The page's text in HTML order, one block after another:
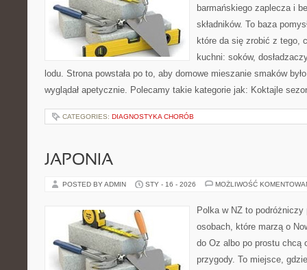
barmańskiego zaplecza i
składników. To baza
które da się zrobić z tego,
kuchni: soków,
lodu. Strona powstała po to, aby domowe mieszanie smaków
wyglądał apetycznie. Polecamy takie kategorie jak: Koktajle
CATEGORIES: DIAGNOSTYKA CHORÓB
JAPONIA
POSTED BY ADMIN STY - 16 - 2026 MOŻLIWOŚĆ
Polka w NZ to
osobach, które marzą o
do Oz albo po prostu chcą
przygody. To miejsce,